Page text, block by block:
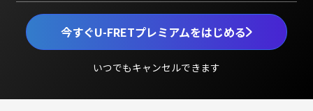
今すぐU-FRETプレミアムをはじめる
いつでもキャンセルできます